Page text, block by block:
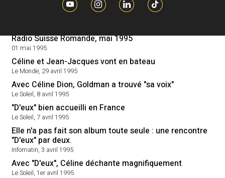
Le Monde, 15 mai 1995
Goldman à Jodoigne : chères, les places !
Radio Suisse Romande, mai 1995
01 mai 1995
Céline et Jean-Jacques vont en bateau
Le Monde, 29 avril 1995
Avec Céline Dion, Goldman a trouvé "sa voix"
Le Soleil, 8 avril 1995
"D'eux" bien accueilli en France
Le Soleil, 7 avril 1995
Elle n'a pas fait son album toute seule : une rencontre
"D'eux" par deux.
Infomatin, 3 avril 1995
Avec "D'eux", Céline déchante magnifiquement
Le Soleil, 1er avril 1995